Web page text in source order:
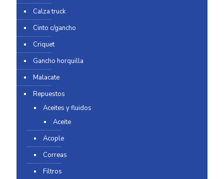
Calza truck
Cinto c/gancho
Criquet
Gancho horquilla
Malacate
Repuestos
Aceites y fluidos
Aceite
Acople
Correas
Filtros